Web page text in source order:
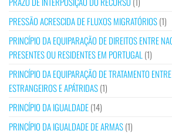
PRESSÃO ACRESCIDA DE FLUXOS MIGRATÓRIOS(1)
PRINCÍPIO DA EQUIPARAÇÃO DE DIREITOS ENTRE
PRESENTES OU RESIDENTES EM PORTUGAL (1)
PRINCÍPIO DA EQUIPARAÇÃO DE TRATAMENTO
ESTRANGEIROS E APÁTRIDAS(1)
PRINCÍPIO DA IGUALDADE(14)
PRINCÍPIO DA IGUALDADE DE ARMAS(1)